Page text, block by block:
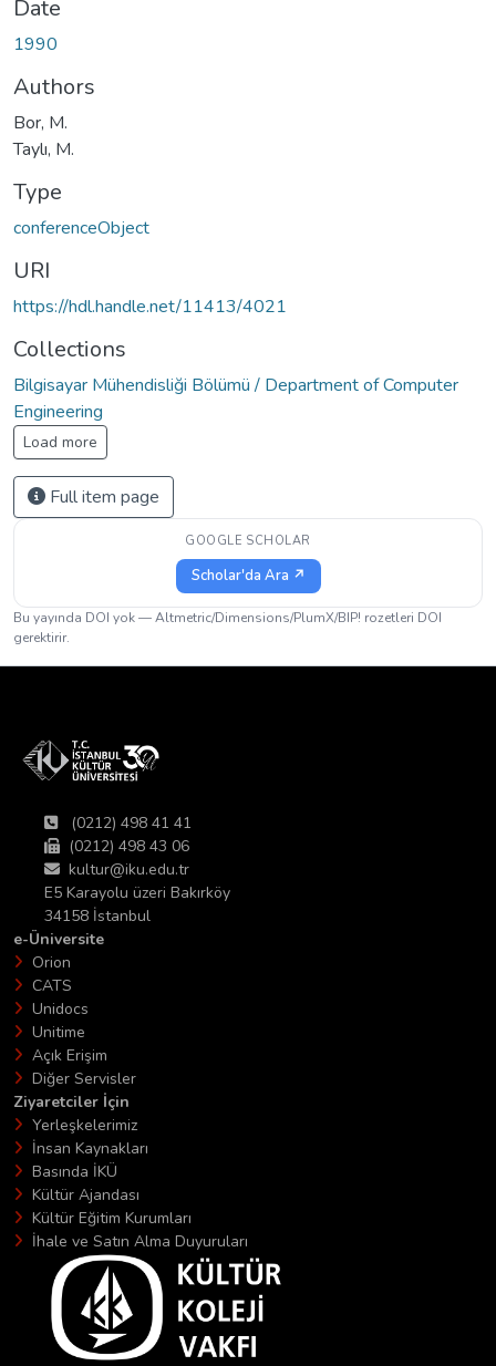
Date
1990
Authors
Bor, M.
Taylı, M.
Type
conferenceObject
URI
https://hdl.handle.net/11413/4021
Collections
Bilgisayar Mühendisliği Bölümü / Department of Computer
Engineering
Load more
Full item page
GOOGLE SCHOLAR
Scholar'da Ara ↗
Bu yayında DOI yok — Altmetric/Dimensions/PlumX/BIP! rozetleri DOI
gerektirir.
(0212) 498 41 41
(0212) 498 43 06
kultur@iku.edu.tr
E5 Karayolu üzeri Bakırköy
34158 İstanbul
e-Üniversite
Orion
CATS
Unidocs
Unitime
Açık Erişim
Diğer Servisler
Ziyaretciler İçin
Yerleşkelerimiz
İnsan Kaynakları
Basında İKÜ
Kültür Ajandası
Kültür Eğitim Kurumları
İhale ve Satın Alma Duyuruları